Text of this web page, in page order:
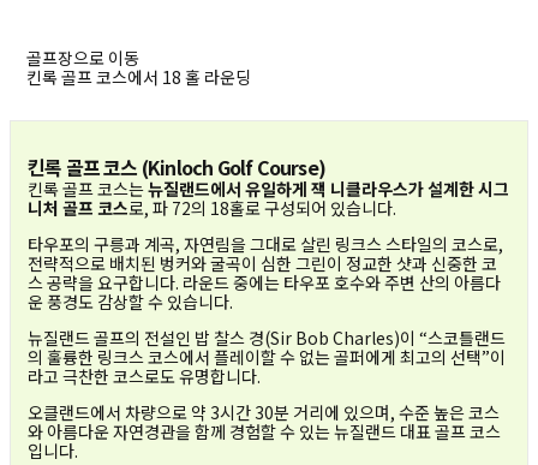
골프장으로 이동
킨록 골프 코스에서 18 홀 라운딩
킨록 골프 코스 (Kinloch Golf Course)
킨록 골프 코스는뉴질랜드에서 유일하게 잭 니클라우스가 설계한 시그
니처 골프 코스로, 파 72의 18홀로 구성되어 있습니다.
타우포의 구릉과 계곡, 자연림을 그대로 살린 링크스 스타일의 코스로,
전략적으로 배치된 벙커와 굴곡이 심한 그린이 정교한 샷과 신중한 코
스 공략을 요구합니다. 라운드 중에는 타우포 호수와 주변 산의 아름다
운 풍경도 감상할 수 있습니다.
뉴질랜드 골프의 전설인 밥 찰스 경(Sir Bob Charles)이 “스코틀랜드
의 훌륭한 링크스 코스에서 플레이할 수 없는 골퍼에게 최고의 선택”이
라고 극찬한 코스로도 유명합니다.
오클랜드에서 차량으로 약 3시간 30분 거리에 있으며, 수준 높은 코스
와 아름다운 자연경관을 함께 경험할 수 있는 뉴질랜드 대표 골프 코스
입니다.